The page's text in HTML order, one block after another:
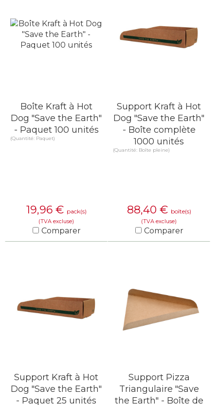
Boîte Kraft à Hot
Dog "Save the Earth"
- Paquet 100 unités
(Quantité: Paquet)
19,96 € pack(s)
(TVA excluse)
Comparer
Support Kraft à Hot
Dog "Save the Earth"
- Boîte complète
1000 unités
(Quantité: Boîte pleine)
88,40 € boîte(s)
(TVA excluse)
Comparer
Support Kraft à Hot
Dog "Save the Earth"
- Paquet 25 unités
Support Pizza
Triangulaire "Save
the Earth" - Boîte de